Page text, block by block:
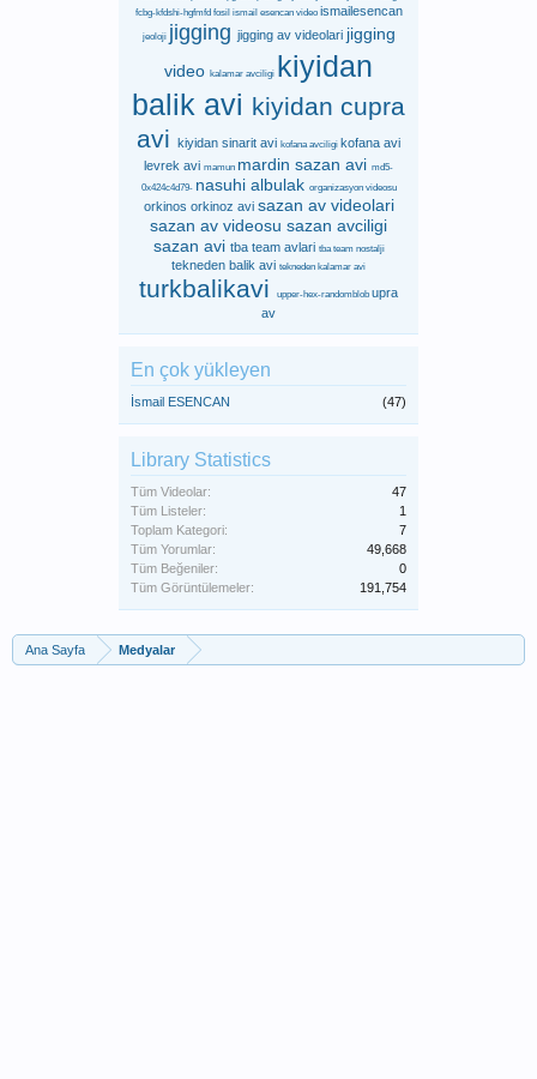
fcbg-kfdshi-hgfmfd fosil ismail esencan video ismailesencan
jeoloji jigging jigging av videolari jigging
video kalamar avciligi kiyidan
balik avi kiyidan cupra
avi kiyidan sinarit avi kofana avciligi kofana avi
levrek avi mamun mardin sazan avi md5-
0x424c4d79- nasuhi albulak organizasyon videosu
orkinos orkinoz avi sazan av videolari
sazan av videosu sazan avciligi
sazan avi tba team avlari tba team nostalji
tekneden balik avi tekneden kalamar avi
turkbalikavi upper-hex-randomblob upra
av
En çok yükleyen
İsmail ESENCAN (47)
Library Statistics
Tüm Videolar:
47
Tüm Listeler:
1
Toplam Kategori:
7
Tüm Yorumlar:
49,668
Tüm Beğeniler:
0
Tüm Görüntülemeler:
191,754
Ana Sayfa Medyalar